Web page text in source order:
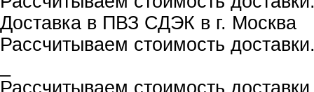
Доставка в ПВЗ СДЭК в г. Москва
Рассчитываем стоимость
Рассчитываем стоимость